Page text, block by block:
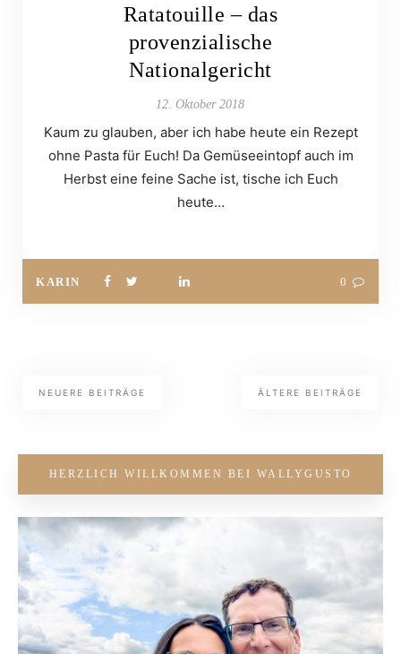
Ratatouille – das
provenzialische
Nationalgericht
12. Oktober 2018
Kaum zu glauben, aber ich habe heute ein Rezept
ohne Pasta für Euch! Da Gemüseeintopf auch im
Herbst eine feine Sache ist, tische ich Euch
heute…
KARIN 0
ÄLTERE BEITRÄGE
NEUERE BEITRÄGE
HERZLICH WILLKOMMEN BEI WALLYGUSTO